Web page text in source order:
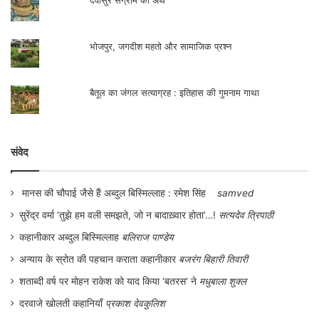
आपका खून हो जाएगा” फिल्म तो यहीं खत्म हो गयी
थी क्योंकि नायक जब सारे सबूत सीबीआई के
अधिकारी को देकर कमरे से बाहर निकलता है परन्तु
बाद में लड़की को ढूंढना और हैप्पी एँड करना तो
दर्शकों को संतुष्ट करने जैसा है
वस्तुतः यह फिल्म भारतीय फिल्म समाज के इतिहास
में एक तरह का मील का पत्थर तो नहीं परन्तु
वास्तविक दृश्य और उन “लीचड़, गंदे और कलुषित
लोगों के बीच में दृश्याई जाने से थोड़ी सी अलग लगी
है, थाने से लेकर पूरे शहर में हड़ताल के दौरान
कचरा फेंकना एक तरह का रिबेलीयन व्यवहार है जो
लेखक और निर्देशक पूरे स्वच्छता अभियान पर सवाल
भोजपुर, जगदीश महतो और सामाजिक प्रश्न
बैतूल का जंगल सत्याग्रह : इतिहास की गुमनाम गाथा
संवेद
मानस की चौपाई जैसे हैं अब्दुल बिस्मिल्लाह : रमेश सिंह
samved
सुरेंद्र वर्मा ‘तुझे हम वली समझते, जो न बादाख़्वार होता’…! सत्यदेव त्रिपाठी
कहानीकार अब्दुल बिस्मिल्लाह बलिराज पाण्डेय
अन्याय के स्रोत की पहचान कराता कहानीकार बजरंग बिहारी तिवारी
शताब्दी वर्ष पर मोहन राकेश को याद किया ‘बतरस’ ने मधुबाला शुक्ल
दरवाजे खोलती कहानियाँ प्रकाश देवकुलिश